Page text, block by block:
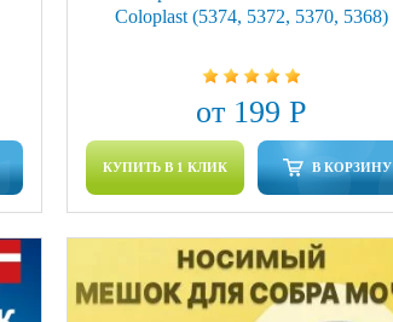
Coloplast (5374, 5372, 5370, 5368)
от 199 Р
КУПИТЬ В 1 КЛИК В КОРЗИНУ